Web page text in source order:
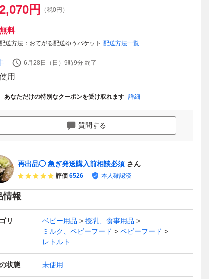
円 （税0円）
料
送方法 おてがる配送ゆうパケット 配送方法一覧
6月28日（日）9時9分 終了
用
あなただけの特別なクーポンを受け取れます 詳細
質問する
再出品◯ 急ぎ発送購入前相談必須 さん
評価 6526 本人確認済
情報
リ ベビー用品
授乳、食事用品
ミルク、ベビーフード
ベビーフード
レトルト
状態 未使用